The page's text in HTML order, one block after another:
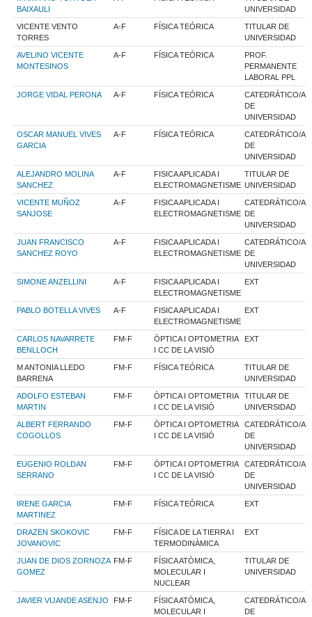
BAIXAULI
UNIVERSIDAD
VICENTE VENTO
TORRES
A-F FÍSICA TEÓRICA
TITULAR DE
UNIVERSIDAD
AVELINO VICENTE
MONTESINOS
A-F FÍSICA TEÓRICA
PROF.
PERMANENTE
LABORAL PPL
JORGE VIDAL PERONA A-F FÍSICA TEÓRICA
CATEDRÁTICO/A
DE
UNIVERSIDAD
OSCAR MANUEL VIVES
GARCIA
A-F FÍSICA TEÓRICA
CATEDRÁTICO/A
DE
UNIVERSIDAD
ALEJANDRO MOLINA
SANCHEZ
A-F
FISICA APLICADA I
ELECTROMAGNETISME
TITULAR DE
UNIVERSIDAD
VICENTE MUÑOZ
SANJOSE
A-F
FISICA APLICADA I
ELECTROMAGNETISME
CATEDRÁTICO/A
DE
UNIVERSIDAD
JUAN FRANCISCO
SANCHEZ ROYO
A-F
FISICA APLICADA I
ELECTROMAGNETISME
CATEDRÁTICO/A
DE
UNIVERSIDAD
SIMONE ANZELLINI A-F
FISICA APLICADA I
ELECTROMAGNETISME
EXT
PABLO BOTELLA VIVES A-F
FISICA APLICADA I
ELECTROMAGNETISME
EXT
CARLOS NAVARRETE
BENLLOCH
FM-F
ÒPTICA I OPTOMETRIA
I CC DE LA VISIÓ
EXT
M ANTONIA LLEDO
BARRENA
FM-F FÍSICA TEÓRICA
TITULAR DE
UNIVERSIDAD
ADOLFO ESTEBAN
MARTIN
FM-F
ÒPTICA I OPTOMETRIA
I CC DE LA VISIÓ
TITULAR DE
UNIVERSIDAD
ALBERT FERRANDO
COGOLLOS
FM-F
ÒPTICA I OPTOMETRIA
I CC DE LA VISIÓ
CATEDRÁTICO/A
DE
UNIVERSIDAD
EUGENIO ROLDAN
SERRANO
FM-F
ÒPTICA I OPTOMETRIA
I CC DE LA VISIÓ
CATEDRÁTICO/A
DE
UNIVERSIDAD
IRENE GARCIA
MARTINEZ
FM-F FÍSICA TEÓRICA EXT
DRAZEN SKOKOVIC
JOVANOVIC
FM-F
FÍSICA DE LA TIERRA I
TERMODINÀMICA
EXT
JUAN DE DIOS ZORNOZA
GOMEZ
FM-F
FÍSICA ATÒMICA,
MOLECULAR I
NUCLEAR
TITULAR DE
UNIVERSIDAD
JAVIER VIJANDE ASENJO FM-F
FÍSICA ATÒMICA,
MOLECULAR I
CATEDRÁTICO/A
DE